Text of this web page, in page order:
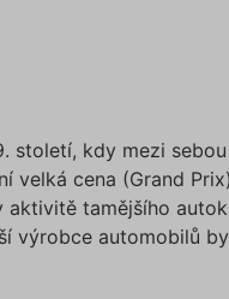
století, kdy mezi
velká cena (Grand
tamějšího
výrobce automobilů